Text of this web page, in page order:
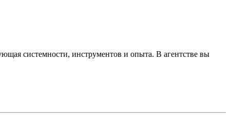
системности, инструментов и опыта. В агентстве вы